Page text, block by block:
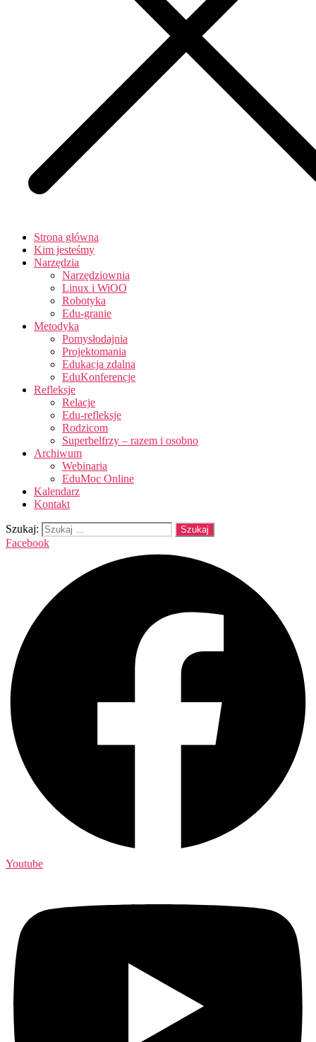
Strona główna
Kim jesteśmy
Narzędzia
Narzędziownia
Linux i WiOO
Robotyka
Edu-granie
Metodyka
Pomysłodajnia
Projektomania
Edukacja zdalna
EduKonferencje
Refleksje
Relacje
Edu-refleksje
Rodzicom
Superbelfrzy – razem i osobno
Archiwum
Webinaria
EduMoc Online
Kalendarz
Kontakt
Szukaj:
Facebook
Youtube